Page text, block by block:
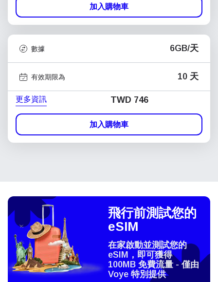
加入購物車
數據 6GB/天
有效期限為 10 天
更多資訊 TWD 746
加入購物車
飛行前測試您的
eSIM
在家啟動並測試您的
eSIM，即可獲得
100MB 免費流量 - 僅由
Voye 特別提供